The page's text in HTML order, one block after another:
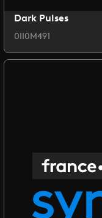
Dark Pulses
0II0M491